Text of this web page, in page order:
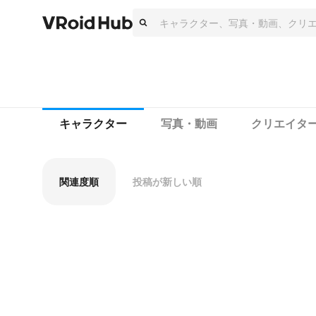
キャラクター 写真・動画 クリエイタ
関連度順 投稿が新しい順